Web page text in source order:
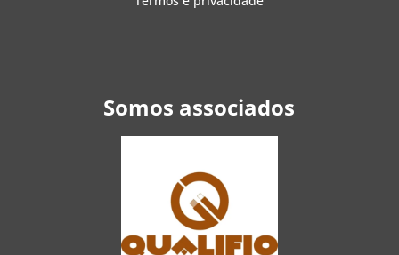
Somos associados